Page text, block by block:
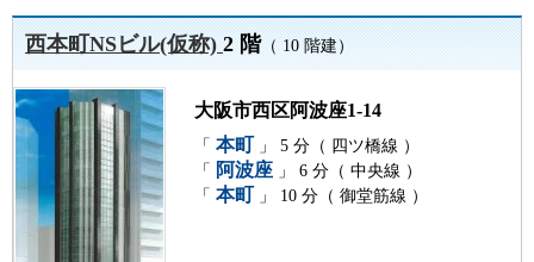
西本町NSビル(仮称)2 階（ 10 階建）
大阪市西区阿波座1-14
「 本町 」 5 分（ 四ツ橋線 ）
「
阿波座 」 6 分（ 中央線 ）
「 本町 」 10 分（ 御堂筋線 ）